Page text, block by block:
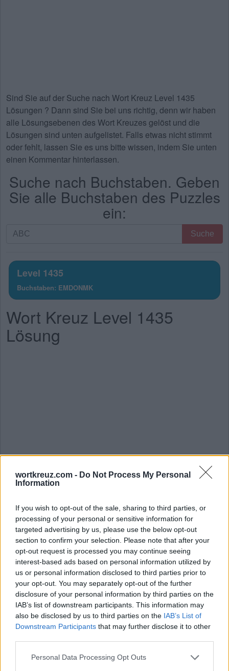
wortkreuz.com - Do Not Process My Personal
Information
If you wish to opt-out of the sale, sharing to third parties, or
processing of your personal or sensitive information for
targeted advertising by us, please use the below opt-out
section to confirm your selection. Please note that after your
opt-out request is processed you may continue seeing
interest-based ads based on personal information utilized by
us or personal information disclosed to third parties prior to
your opt-out. You may separately opt-out of the further
disclosure of your personal information by third parties on the
IAB’s list of downstream participants. This information may
also be disclosed by us to third parties on the IAB’s List of
Downstream Participants that may further disclose it to other
Personal Data Processing Opt Outs
Sind Sie auf der Suche nach Wort Kreuz Level 1435
Lösungen ? Dann sind Sie bei uns richtig, denn wir haben
alle Lösungsebenen des Wort Kreuzes gelöst und die
Lösungen sind unten aufgelistet. Falls etwas nicht stimmt
oder fehlt, lassen Sie es uns bitte wissen, indem Sie unten
einen Kommentar hinterlassen.
Suche nach Buchstaben. Geben
Sie alle Buchstaben des Puzzles
ein:
Suche
Geben
Sie
alle
Buchstaben
des
Puzzles
ein:
Suche
Level 1435
Buchstaben: EMDONMK
Wort Kreuz Level 1435
Lösung
M O N
D
M
O D
E
M
O
K
O M
M
D
O M
D
E N
K
K
O M M
E
O M M E N D